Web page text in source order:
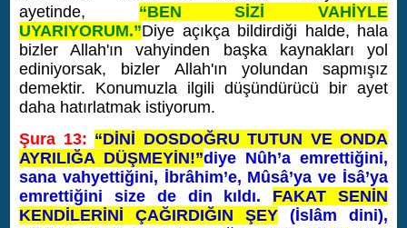
ayetinde, “BEN SİZİ VAHİYLE
UYARIYORUM.”Diye açıkça bildirdiği halde, hala
bizler Allah'ın vahyinden başka kaynakları yol
ediniyorsak, bizler Allah'ın yolundan sapmışız
demektir. Konumuzla ilgili düşündürücü bir ayet
daha hatırlatmak istiyorum.
Şura 13: “DİNİ DOSDOĞRU TUTUN VE ONDA
AYRILIĞA DÜŞMEYİN!”diye Nûh’a emrettiğini,
sana vahyettiğini, İbrâhim’e, Mûsâ’ya ve İsâ’ya
emrettiğini size de din kıldı. FAKAT SENİN
KENDİLERİNİ ÇAĞIRDIĞIN ŞEY (İslâm dini),